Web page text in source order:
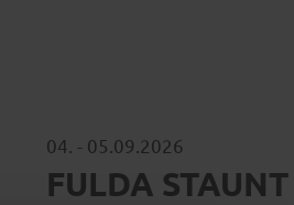
04. - 05.09.2026
FULDA STAUNT